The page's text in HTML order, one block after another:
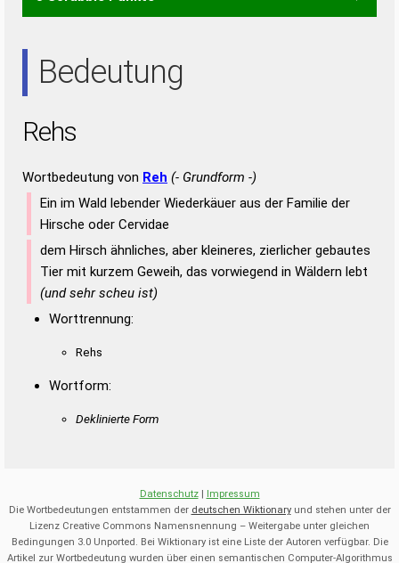
Bedeutung
Rehs
Wortbedeutung von Reh (- Grundform -)
Ein im Wald lebender Wiederkäuer aus der Familie der
Hirsche oder Cervidae
dem Hirsch ähnliches, aber kleineres, zierlicher gebautes
Tier mit kurzem Geweih, das vorwiegend in Wäldern lebt
(und sehr scheu ist)
Worttrennung:
Rehs
Wortform:
Deklinierte Form
Datenschutz| Impressum
Die Wortbedeutungen entstammen der deutschen Wiktionaryund stehen unter der
Lizenz Creative Commons Namensnennung – Weitergabe unter gleichen
Bedingungen 3.0 Unported. Bei Wiktionary ist eine Liste der Autoren verfügbar. Die
Artikel zur Wortbedeutung wurden über einen semantischen Computer-Algorithmus